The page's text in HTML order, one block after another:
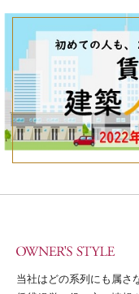
当社はどの系列にも属さ